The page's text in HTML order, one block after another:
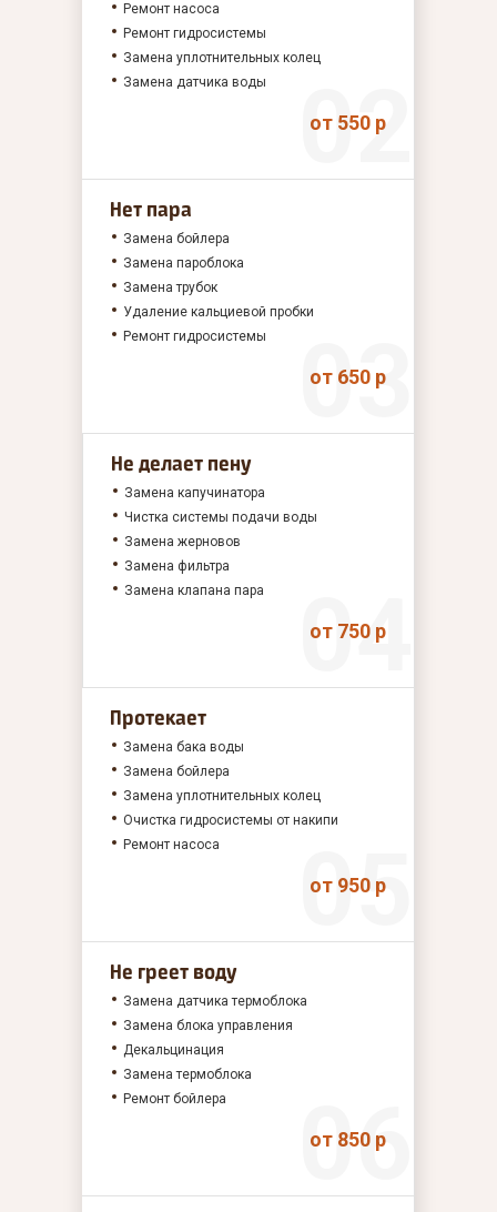
Ремонт насоса
Ремонт гидросистемы
Замена уплотнительных колец
Замена датчика воды
от 550 р
Нет пара
Замена бойлера
Замена пароблока
Замена трубок
Удаление кальциевой пробки
Ремонт гидросистемы
от 650 р
Не делает пену
Замена капучинатора
Чистка системы подачи воды
Замена жерновов
Замена фильтра
Замена клапана пара
от 750 р
Протекает
Замена бака воды
Замена бойлера
Замена уплотнительных колец
Очистка гидросистемы от накипи
Ремонт насоса
от 950 р
Не греет воду
Замена датчика термоблока
Замена блока управления
Декальцинация
Замена термоблока
Ремонт бойлера
от 850 р